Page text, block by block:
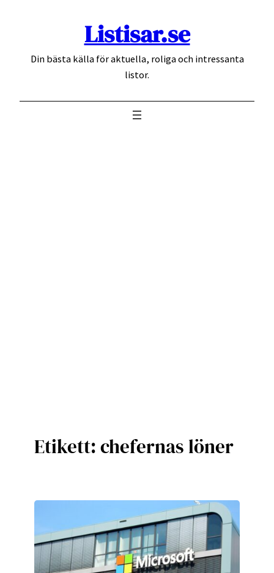
Listisar.se
Din bästa källa för aktuella, roliga och intressanta
listor.
Etikett:chefernas löner